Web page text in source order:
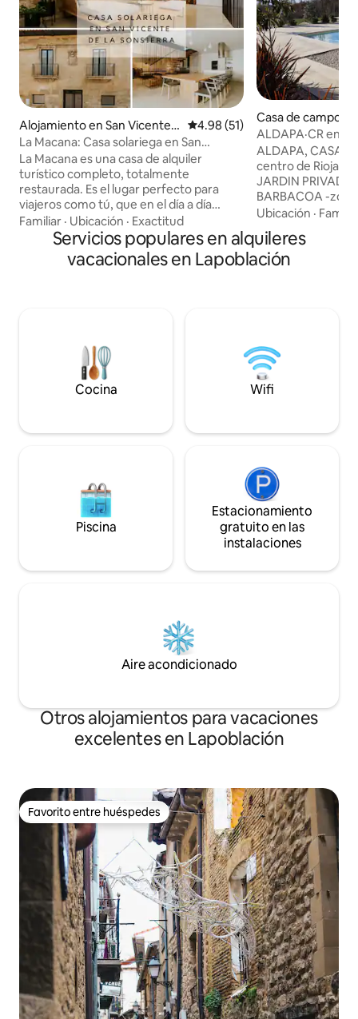
Alojamiento en San Vicente d
e la Sonsierra
Calificación promedio: 4.98 de
4.98 (51)
La Macana: Casa solariega en San
Vicente Sonsierra
La Macana es una casa de alquiler
turístico completo, totalmente
restaurada. Es el lugar perfecto para
viajeros como tú, que en el día a día
tenéis poco tiempo y muchas
obligaciones, y lo que más os importa es
compartir vuestros mejores momentos
con la familia y/o con buenos amigos.
patrimonio inigualable.
Familiar · Ubicación · Exactitud
Casa de campo
ALDAPA·CR en
espacio muy
ALDAPA, CASA
centro de Rioja Alavesa·
JARDIN
BARBACOA -
EXTERIOR -zona de HAMACAS desde los
INTERIOR -COCINA COMEDOR SALÓN
muy amplio con
Sebastián, Pamplona
XVI00159
Ubicación ·
Servicios populares en alquileres
vacacionales en Lapoblación
Cocina Wifi
Piscina
Estacionamiento
gratuito en las
instalaciones
Aire acondicionado
Otros alojamientos para vacaciones
excelentes en Lapoblación
Favorito entre huéspedes
Favorito entre huéspedes